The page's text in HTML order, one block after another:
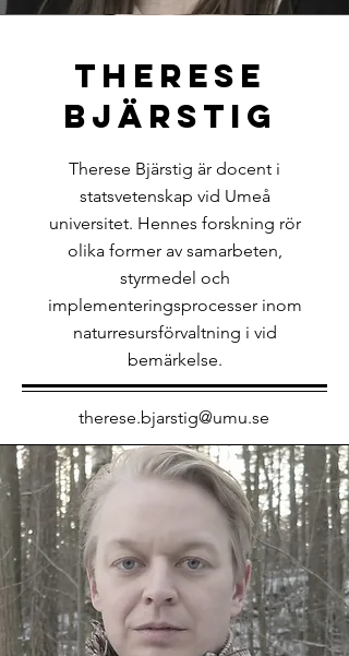
THERESE
BJÄRSTIG
Therese Bjärstig är docent i
statsvetenskap vid Umeå
universitet. Hennes forskning rör
olika former av samarbeten,
styrmedel och
implementeringsprocesser inom
naturresursförvaltning i vid
bemärkelse.
therese.bjarstig@umu.se